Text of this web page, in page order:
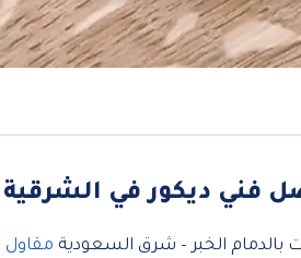
الخبر – شرق السعودية مقاول